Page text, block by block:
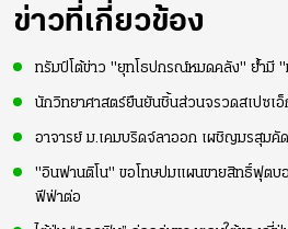
ความมั่นใจ
ข่าวที่เกี่ยวข้อง
ทรัมป์โต้ข่าว "ยุทโธปกรณ์หมดคลัง" ย้ำมี
นักวิทยาศาสตร์ยืนยันชิ้นส่วนจรวดสเปซเ
อาจารย์ ม.เคมบริดจ์ลาออก เผชิญมรสุม
"อินฟานติโน" ขอโทษปมแผนขายสิทธิ์ฟุตบ
ฟีฟ่าต่อ